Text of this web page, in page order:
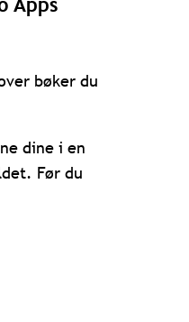
Apps
bøker du
dine i en
Før du